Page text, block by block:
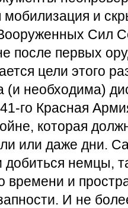
и
Сил
после первых
цели этого
(и необходима)
го Красная
которая
или даже дни.
добиться немцы,
времени и
И не